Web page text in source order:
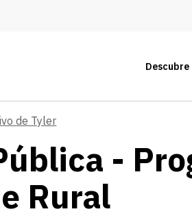
Descubre
de Tyler
-
Rural